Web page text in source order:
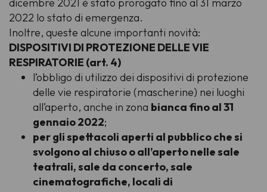
2022 lo stato di emergenza.
Inoltre, queste alcune importanti novità:
DISPOSITIVI DI PROTEZIONE DELLE VIE
RESPIRATORIE (art. 4)
l’obbligo di utilizzo dei dispositivi di protezione
delle vie respiratorie (mascherine) nei luoghi
all’aperto, anche in zona bianca fino al 31
gennaio 2022;
per gli spettacoli aperti al pubblico che si
svolgono al chiuso o all’aperto nelle sale
teatrali, sale da concerto, sale
cinematografiche, locali di